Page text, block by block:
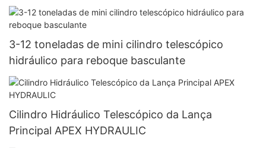
3-12 toneladas de mini cilindro telescópico
hidráulico para reboque basculante
Cilindro Hidráulico Telescópico da Lança
Principal APEX HYDRAULIC